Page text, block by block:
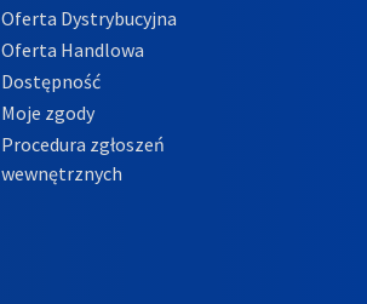
Oferta Dystrybucyjna
Oferta Handlowa
Dostępność
Moje zgody
Procedura zgłoszeń
wewnętrznych